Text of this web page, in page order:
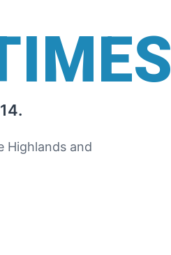
Highlands and